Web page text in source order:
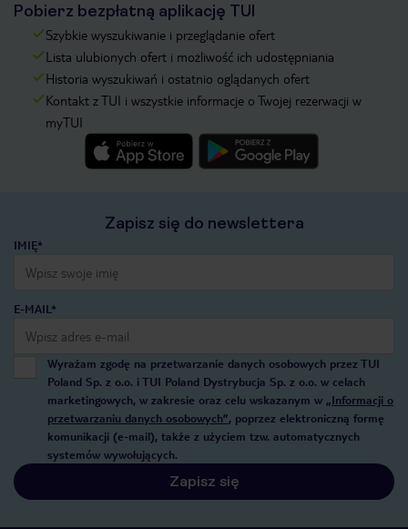
Pobierz bezpłatną aplikację TUI
Szybkie wyszukiwanie i przeglądanie ofert
Lista ulubionych ofert i możliwość ich udostępniania
Historia wyszukiwań i ostatnio oglądanych ofert
Kontakt z TUI i wszystkie informacje o Twojej rezerwacji w
myTUI
Zapisz się do newslettera
IMIĘ*
E-MAIL*
Wyrażam zgodę na przetwarzanie danych osobowych przez TUI
Poland Sp. z o.o. i TUI Poland Dystrybucja Sp. z o.o. w celach
marketingowych, w zakresie oraz celu wskazanym w „Informacji o
przetwarzaniu danych osobowych”, poprzez elektroniczną formę
komunikacji (e-mail), także z użyciem tzw. automatycznych
systemów wywołujących.
Zapisz się